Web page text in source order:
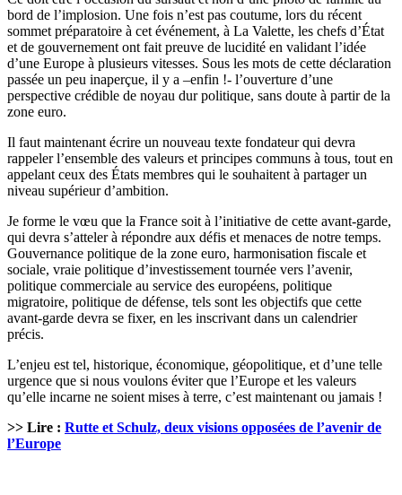
bord de l’implosion. Une fois n’est pas coutume, lors du récent
sommet préparatoire à cet événement, à La Valette, les chefs d’État
et de gouvernement ont fait preuve de lucidité en validant l’idée
d’une Europe à plusieurs vitesses. Sous les mots de cette déclaration
passée un peu inaperçue, il y a –enfin !- l’ouverture d’une
perspective crédible de noyau dur politique, sans doute à partir de la
zone euro.
Il faut maintenant écrire un nouveau texte fondateur qui devra
rappeler l’ensemble des valeurs et principes communs à tous, tout en
appelant ceux des États membres qui le souhaitent à partager un
niveau supérieur d’ambition.
Je forme le vœu que la France soit à l’initiative de cette avant-garde,
qui devra s’atteler à répondre aux défis et menaces de notre temps.
Gouvernance politique de la zone euro, harmonisation fiscale et
sociale, vraie politique d’investissement tournée vers l’avenir,
politique commerciale au service des européens, politique
migratoire, politique de défense, tels sont les objectifs que cette
avant-garde devra se fixer, en les inscrivant dans un calendrier
précis.
L’enjeu est tel, historique, économique, géopolitique, et d’une telle
urgence que si nous voulons éviter que l’Europe et les valeurs
qu’elle incarne ne soient mises à terre, c’est maintenant ou jamais !
>> Lire : Rutte et Schulz, deux visions opposées de l’avenir de
l’Europe